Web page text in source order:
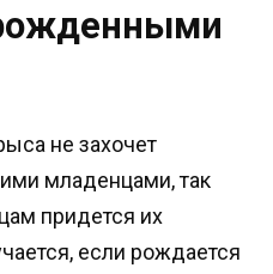
не захочет
младенцами, так
придется их
если рождается